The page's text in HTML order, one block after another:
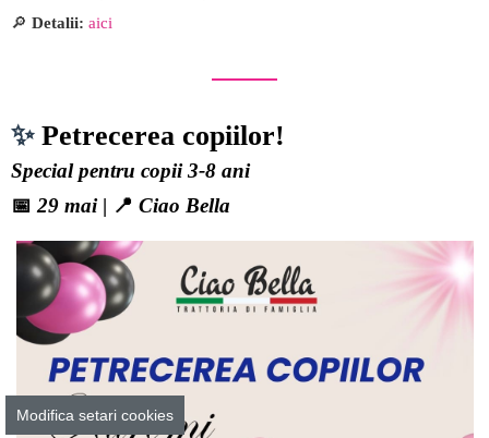
🔎 Detalii: aici
✨ Petrecerea copiilor!
Special pentru copii 3-8 ani
📅 29 mai| 📍 Ciao Bella
Modifica setari cookies